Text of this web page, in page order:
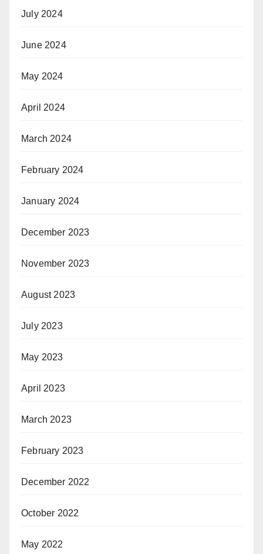
July 2024
June 2024
May 2024
April 2024
March 2024
February 2024
January 2024
December 2023
November 2023
August 2023
July 2023
May 2023
April 2023
March 2023
February 2023
December 2022
October 2022
May 2022